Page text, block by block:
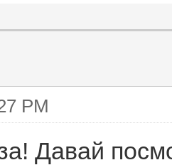
PM
Давай